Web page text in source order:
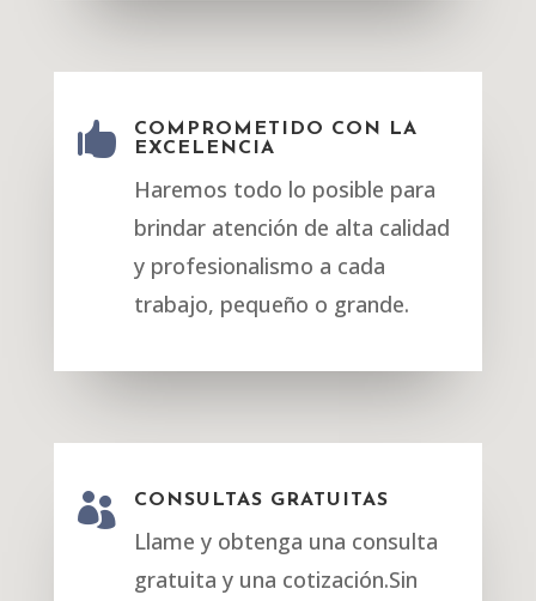

COMPROMETIDO CON LA
EXCELENCIA
Haremos todo lo posible para
brindar atención de alta calidad
y profesionalismo a cada
trabajo, pequeño o grande.
 CONSULTAS GRATUITAS
Llame y obtenga una consulta
gratuita y una cotización.Sin